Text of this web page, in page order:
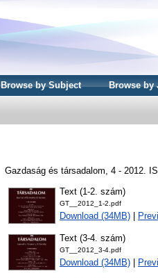
Browse by Subject Browse by
Gazdaság és társadalom, 4 - 2012.
Text (1-2. szám)
GT__2012_1-2.pdf
Download (34MB)
Text (3-4. szám)
GT__2012_3-4.pdf
Download (34MB)